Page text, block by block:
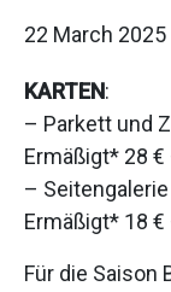
22 March 2025
KARTEN:
– Parkett und
Ermäßigt* 28
–
Ermäßigt* 18
Für die Saison